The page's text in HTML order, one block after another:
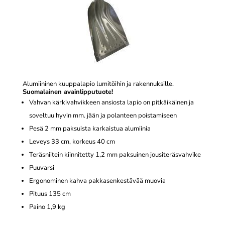
Alumiininen kuuppalapio lumitöihin ja rakennuksille.
Suomalainen avainlipputuote!
Vahvan kärkivahvikkeen ansiosta lapio on pitkäikäinen ja
soveltuu hyvin mm. jään ja polanteen poistamiseen
Pesä 2 mm paksuista karkaistua alumiinia
Leveys 33 cm, korkeus 40 cm
Teräsniitein kiinnitetty 1,2 mm paksuinen jousiteräsvahvike
Puuvarsi
Ergonominen kahva pakkasenkestävää muovia
Pituus 135 cm
Paino 1,9 kg